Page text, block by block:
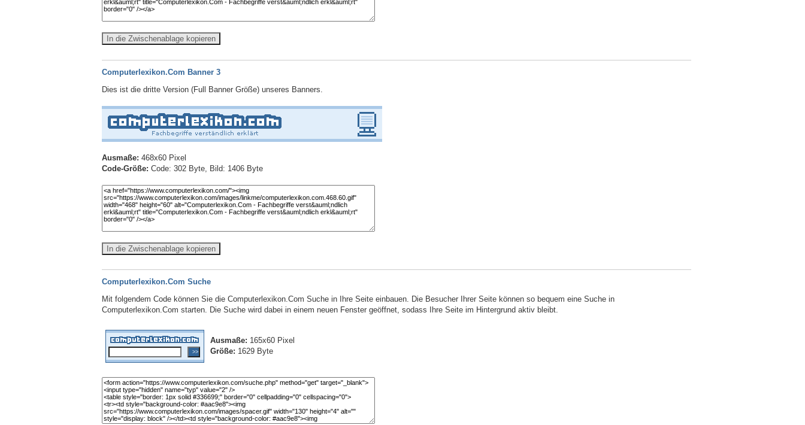
In die Zwischenablage kopieren
Computerlexikon.Com Banner 3
Dies ist die dritte Version (Full Banner Größe) unseres Banners.
Ausmaße: 468x60 Pixel
Code-Größe: Code: 302 Byte, Bild: 1406 Byte
In die Zwischenablage kopieren
Computerlexikon.Com Suche
Mit folgendem Code können Sie die Computerlexikon.Com Suche in Ihre Seite einbauen. Die Besucher Ihrer Seite können so bequem eine Suche in
Computerlexikon.Com starten. Die Suche wird dabei in einem neuen Fenster geöffnet, sodass Ihre Seite im Hintergrund aktiv bleibt.
Ausmaße: 165x60 Pixel
Größe: 1629 Byte